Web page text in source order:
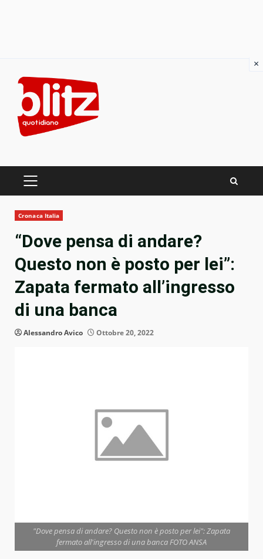
content
PRIMARY
Cronaca Italia
“Dove pensa di andare?
Questo non è posto per lei”:
Zapata fermato all’ingresso
di una banca
Alessandro Avico Ottobre 20, 2022
"Dove pensa di andare? Questo non è posto per lei": Zapata
fermato all'ingresso di una banca FOTO ANSA
×